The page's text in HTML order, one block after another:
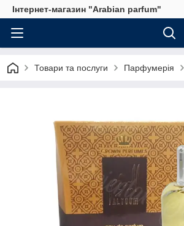
Інтернет-магазин "Arabian parfum"
Товари та послуги Парфумерія